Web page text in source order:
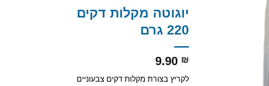
יוגוטה מקלות דקים
220 גרם
9.90 ₪
לקריץ בצורת מקלות דקים צבעוניים